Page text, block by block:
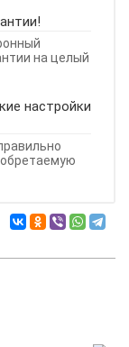
на целый
настройки